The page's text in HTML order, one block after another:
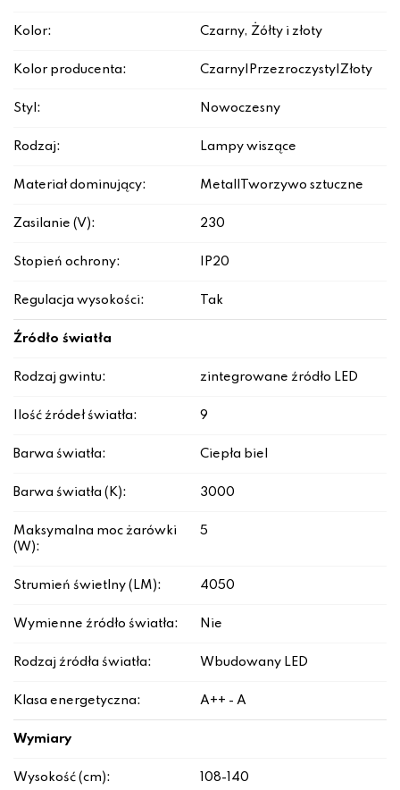
Kolor: Czarny, Żółty i złoty
Kolor producenta: Czarny|Przezroczysty|Złoty
Styl: Nowoczesny
Rodzaj: Lampy wiszące
Materiał dominujący: Metal|Tworzywo sztuczne
Zasilanie (V): 230
Stopień ochrony: IP20
Regulacja wysokości: Tak
Źródło światła
Rodzaj gwintu: zintegrowane źródło LED
Ilość źródeł światła: 9
Barwa światła: Ciepła biel
Barwa światła (K): 3000
Maksymalna moc żarówki
(W):
5
Strumień świetlny (LM): 4050
Wymienne źródło światła: Nie
Rodzaj źródła światła: Wbudowany LED
Klasa energetyczna: A++ - A
Wymiary
Wysokość (cm): 108-140